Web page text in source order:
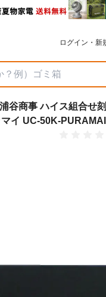
ログイン・新
谷商事 ハイス組合せ
UC-50K-PURAMAI